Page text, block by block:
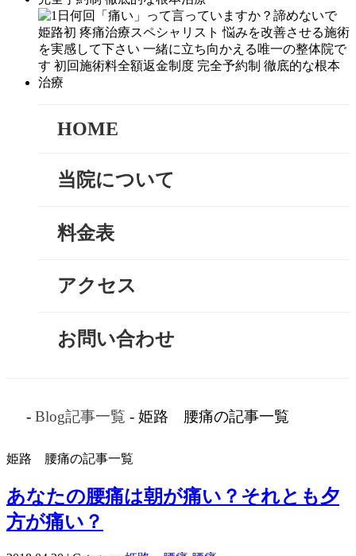
HOME
当院について
料金表
アクセス
お問い合わせ
- Blog記事一覧 - 姫路 腰痛の記事一覧
姫路 腰痛の記事一覧
あなたの腰痛は朝が痛い？それとも夕
方が痛い？